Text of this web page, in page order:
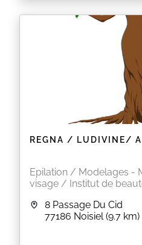
REGNA / LUDIVINE/
Epilation / Modelages -
visage / Institut de
8 Passage Du Cid
77186 Noisiel (9.7 km)